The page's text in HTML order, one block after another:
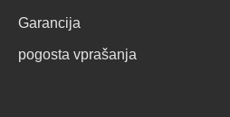
Garancija
pogosta vprašanja